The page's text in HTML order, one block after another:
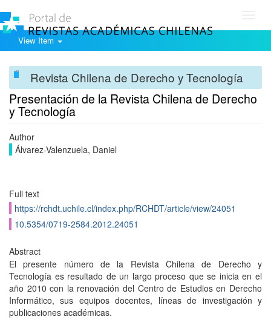
View Item
Revista Chilena de Derecho y Tecnología
Presentación de la Revista Chilena de Derecho
y Tecnología
Author
Álvarez-Valenzuela, Daniel
Full text
https://rchdt.uchile.cl/index.php/RCHDT/article/view/24051
10.5354/0719-2584.2012.24051
Abstract
El presente número de la Revista Chilena de Derecho y
Tecnología es resultado de un largo proceso que se inicia en el
año 2010 con la renovación del Centro de Estudios en Derecho
Informático, sus equipos docentes, líneas de investigación y
publicaciones académicas.